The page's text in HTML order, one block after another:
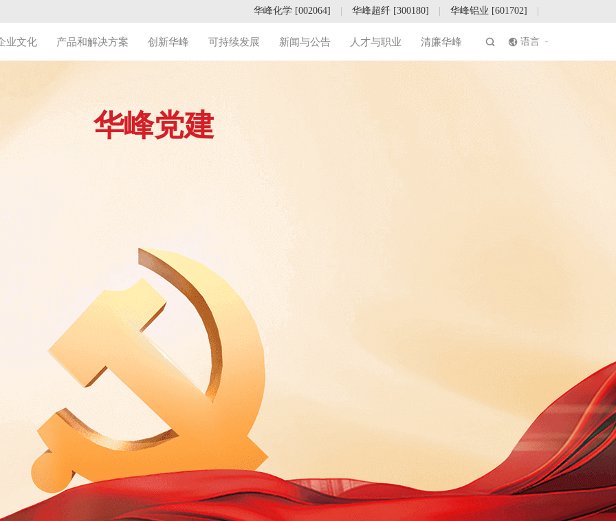
华峰化学 [002064] 华峰超纤 [300180] 华峰铝业 [601702]
业文化 产品和解决方案 创新华峰 可持续发展 新闻与公告 人才与职业 清廉华峰 语言
华峰党建